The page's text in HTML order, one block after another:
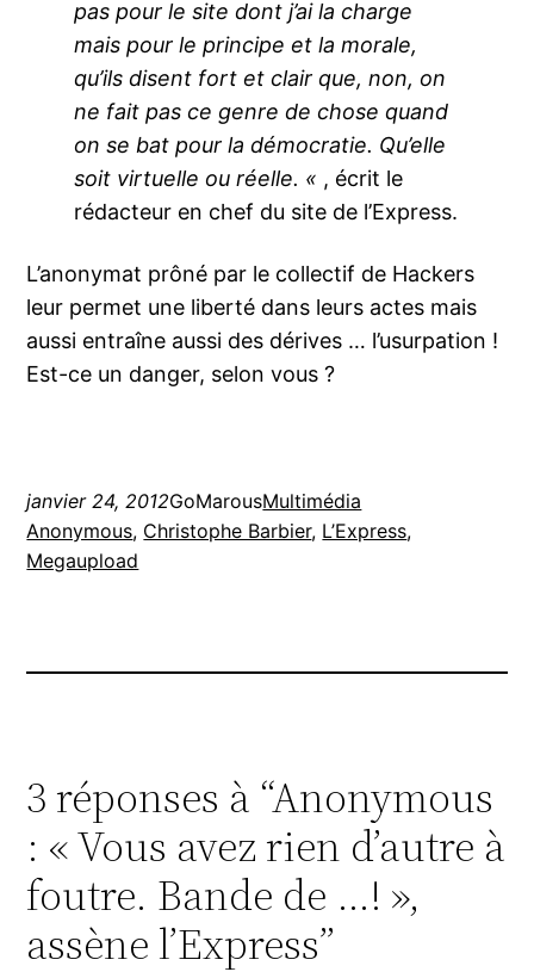
pas pour le site dont j’ai la charge
mais pour le principe et la morale,
qu’ils disent fort et clair que, non, on
ne fait pas ce genre de chose quand
on se bat pour la démocratie. Qu’elle
soit virtuelle ou réelle. « , écrit le
rédacteur en chef du site de l’Express.
L’anonymat prôné par le collectif de Hackers
leur permet une liberté dans leurs actes mais
aussi entraîne aussi des dérives … l’usurpation !
Est-ce un danger, selon vous ?
janvier 24, 2012GoMarousMultimédia
Anonymous, Christophe Barbier, L’Express
Megaupload
3 réponses à “Anonymous
: « Vous avez rien d’autre à
foutre. Bande de …! »,
assène l’Express”